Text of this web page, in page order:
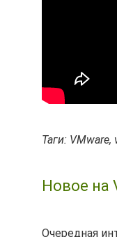
Таги: VMware,
Новое на
Очередная